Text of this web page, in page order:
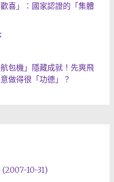
喜」：國家認證的「集體
包機」隱藏成就！先爽飛
做得很「功德」？
(2007-10-31)